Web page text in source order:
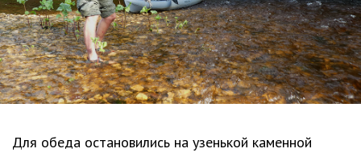
Для обеда остановились на узенькой каменной